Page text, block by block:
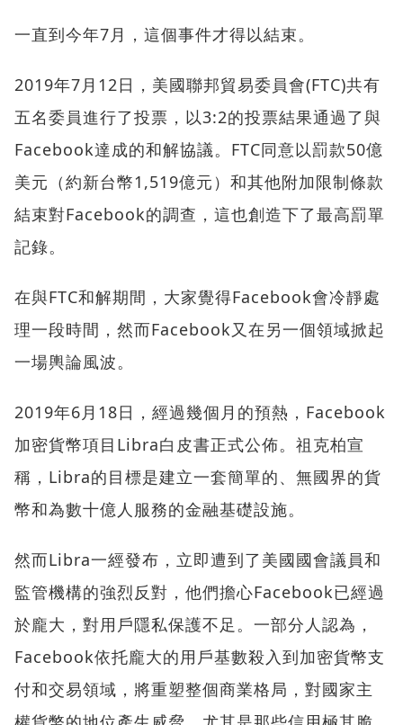
一直到今年7月，這個事件才得以結束。
2019年7月12日，美國聯邦貿易委員會(FTC)共有
五名委員進行了投票，以3:2的投票結果通過了與
Facebook達成的和解協議。FTC同意以罰款50億
美元（約新台幣1,519億元）和其他附加限制條款
結束對Facebook的調查，這也創造下了最高罰單
記錄。
在與FTC和解期間，大家覺得Facebook會冷靜處
理一段時間，然而Facebook又在另一個領域掀起
一場輿論風波。
2019年6月18日，經過幾個月的預熱，Facebook
加密貨幣項目Libra白皮書正式公佈。祖克柏宣
稱，Libra的目標是建立一套簡單的、無國界的貨
幣和為數十億人服務的金融基礎設施。
然而Libra一經發布，立即遭到了美國國會議員和
監管機構的強烈反對，他們擔心Facebook已經過
於龐大，對用戶隱私保護不足。一部分人認為，
Facebook依托龐大的用戶基數殺入到加密貨幣支
付和交易領域，將重塑整個商業格局，對國家主